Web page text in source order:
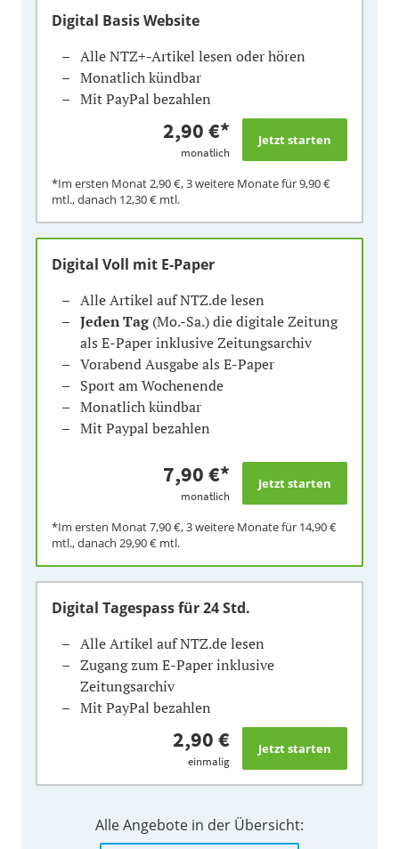
Digital Basis Website
Alle NTZ+-Artikel lesen oder hören
Monatlich kündbar
Mit PayPal bezahlen
2,90 €*
monatlich
*Im ersten Monat2,90 €, 3 weitere Monate für9,90 €
mtl., danach 12,30 € mtl.
Digital Voll mit E-Paper
Alle Artikel auf NTZ.de lesen
Jeden Tag(Mo.-Sa.) die digitale Zeitung
als E-Paper inklusive Zeitungsarchiv
Vorabend Ausgabe als E-Paper
Sport am Wochenende
Monatlich kündbar
Mit Paypal bezahlen
7,90 €*
monatlich
*Im ersten Monat7,90 €, 3 weitere Monate für 14,90 €
mtl., danach 29,90 € mtl.
Digital Tagespassfür 24 Std.
Alle Artikel auf NTZ.de lesen
Zugang zum E-Paper inklusive
Zeitungsarchiv
Mit PayPal bezahlen
2,90 €
einmalig
Alle Angebote in der Übersicht: